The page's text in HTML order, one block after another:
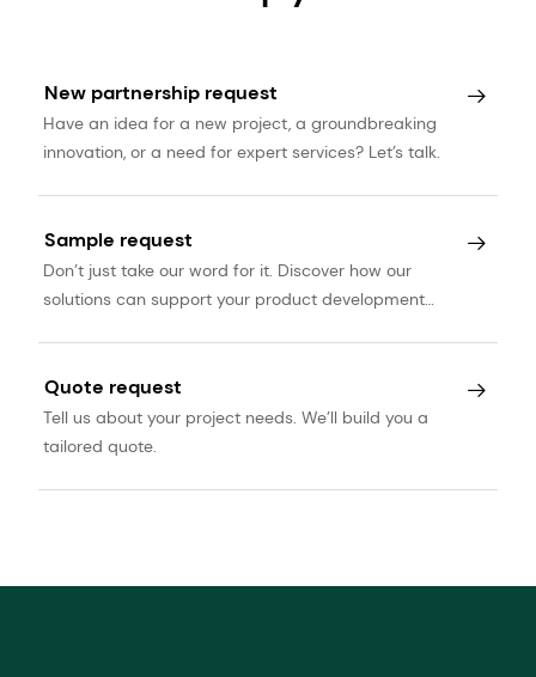
New partnership request
Have an idea for a new project, a groundbreaking
innovation, or a need for expert services? Let’s talk.
Sample request
Don’t just take our word for it. Discover how our
solutions can support your product development
Quote request
Tell us about your project needs. We’ll build you a
tailored quote.